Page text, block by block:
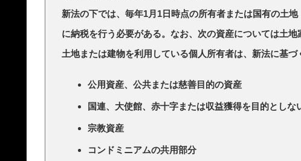
新法の下では、毎年1月1日時点の所有者または国有の土
に納税を行う必要がある。なお、次の資産については土
土地または建物を利用している個人所有者は、新法に基づ
公用資産、公共または慈善目的の資産
国連、大使館、赤十字または収益獲得を目的としな
宗教資産
コンドミニアムの共用部分